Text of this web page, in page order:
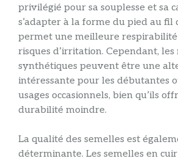
privilégié pour sa souplesse et sa
s’adapter à la forme du pied au fil
permet une meilleure
risques d’irritation. Cependant, les
synthétiques peuvent être une
intéressante pour les débutantes
usages occasionnels, bien qu’ils
durabilité moindre.
La qualité des semelles est
déterminante. Les semelles en